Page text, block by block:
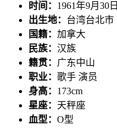
时间： 1961年9月30日
出生地： 台湾台北市
国籍： 加拿大
民族： 汉族
籍贯： 广东中山
职业： 歌手 演员
身高： 173cm
星座： 天秤座
血型： O型